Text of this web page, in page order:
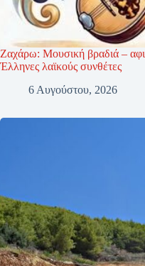
Ζαχάρω: Μουσική βραδιά –
Έλληνες λαϊκούς συνθέτες
6 Αυγούστου, 2026